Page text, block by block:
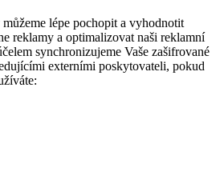
lépe pochopit a vyhodnotit
reklamy a optimalizovat naši reklamní
synchronizujeme Vaše zašifrované
externími poskytovateli, pokud